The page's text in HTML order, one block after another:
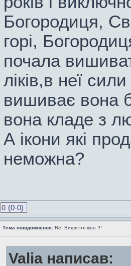
Богородиця,
горі,
почала
ліків,в неї
вишиває вона
вона кладе з
А ікони які
неможна?
0 (0-0)
Тема повідомлення: Re: Вишиття ікон !!!
Valia написав: